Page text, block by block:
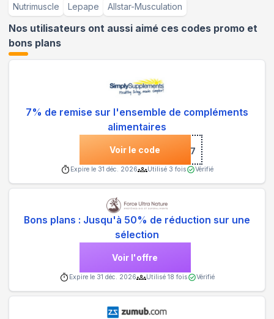
Nutrimuscle Lepape Allstar-Musculation
Nos utilisateurs ont aussi aimé ces codes promo et
bons plans
7% de remise sur l'ensemble de compléments
alimentaires
Voir le code***F227
Expire le 31 déc. 2026 Utilisé 3 fois Vérifié
Bons plans : Jusqu'à 50% de réduction sur une
sélection
Voir l'offre
Expire le 31 déc. 2026 Utilisé 18 fois Vérifié